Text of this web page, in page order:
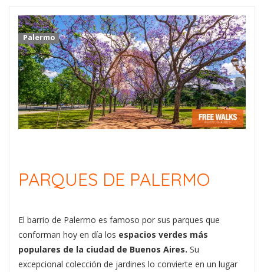
Palermo
PARQUES DE PALERMO
El barrio de Palermo es famoso por sus parques que
conforman hoy en día los espacios verdes más
populares de la ciudad de Buenos Aires. Su
excepcional colección de jardines lo convierte en un lugar